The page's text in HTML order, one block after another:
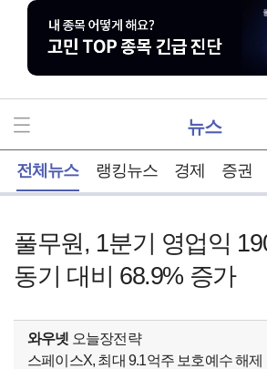
뉴스
전체뉴스 랭킹뉴스 경제 증권
풀무원, 1분기 영업익
동기 대비 68.9% 증가
와우넷 오늘장전략
스페이스X, 최대 9.1억주 보호예수 해제